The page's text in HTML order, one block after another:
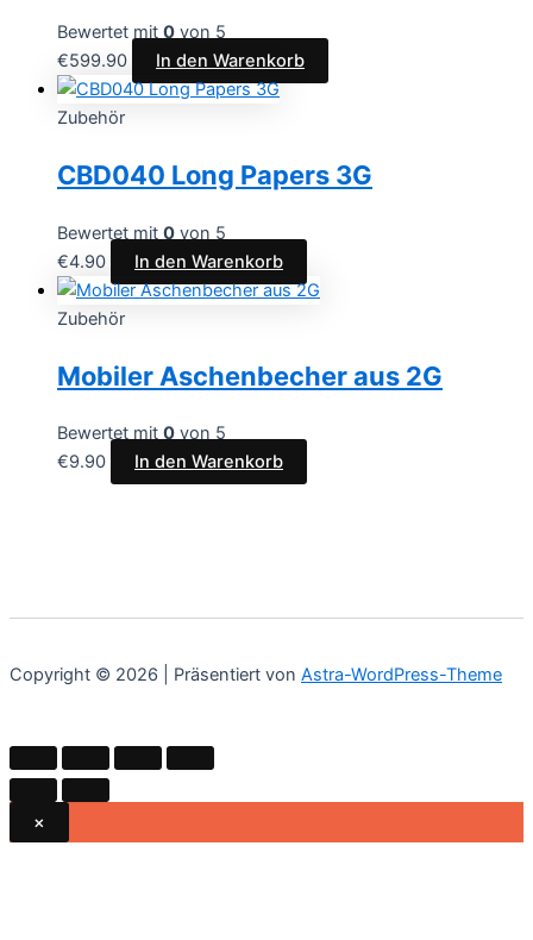
Bewertet mit 0 von 5
€599.90 In den Warenkorb
Zubehör
CBD040 Long Papers 3G
Bewertet mit 0 von 5
€4.90 In den Warenkorb
Zubehör
Mobiler Aschenbecher aus 2G
Bewertet mit 0 von 5
€9.90 In den Warenkorb
Copyright © 2026 | Präsentiert von Astra-WordPress-Theme
×